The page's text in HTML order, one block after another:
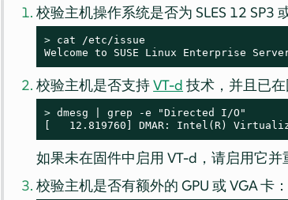
校验主机操作系统是否为 SLES 12 SP3
> cat /etc/issue
Welcome to SUSE Linux Enterprise
校验主机是否支持VT-d 技术，并且已
> dmesg | grep -e "Directed I/O"
[   12.819760] DMAR: Intel(R)
如果未在固件中启用 VT-d，请启用它并
校验主机是否有额外的 GPU 或 VGA 卡：